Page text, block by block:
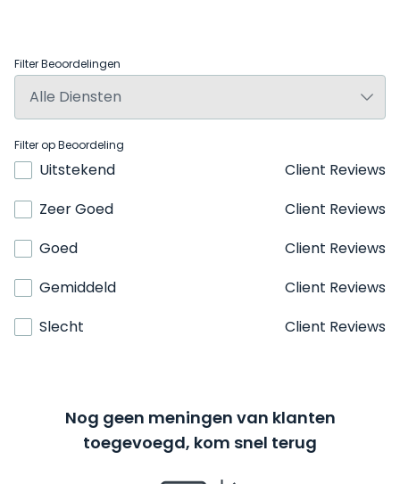
Filter Beoordelingen
Filter op Beoordeling
Uitstekend
Client Reviews
Zeer Goed
Client Reviews
Goed
Client Reviews
Gemiddeld
Client Reviews
Slecht
Client Reviews
Nog geen meningen van klanten
toegevoegd, kom snel terug